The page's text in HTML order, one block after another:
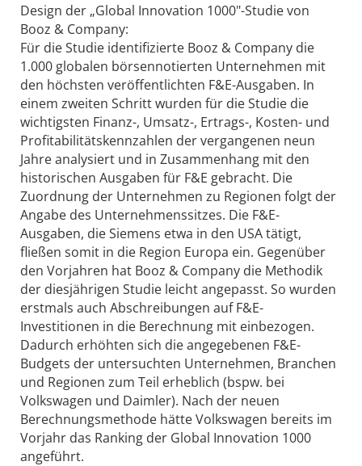
Design der „Global Innovation 1000"-Studie von
Booz & Company:
Für die Studie identifizierte Booz & Company die
1.000 globalen börsennotierten Unternehmen mit
den höchsten veröffentlichten F&E-Ausgaben. In
einem zweiten Schritt wurden für die Studie die
wichtigsten Finanz-, Umsatz-, Ertrags-, Kosten- und
Profitabilitätskennzahlen der vergangenen neun
Jahre analysiert und in Zusammenhang mit den
historischen Ausgaben für F&E gebracht. Die
Zuordnung der Unternehmen zu Regionen folgt der
Angabe des Unternehmenssitzes. Die F&E-
Ausgaben, die Siemens etwa in den USA tätigt,
fließen somit in die Region Europa ein. Gegenüber
den Vorjahren hat Booz & Company die Methodik
der diesjährigen Studie leicht angepasst. So wurden
erstmals auch Abschreibungen auf F&E-
Investitionen in die Berechnung mit einbezogen.
Dadurch erhöhten sich die angegebenen F&E-
Budgets der untersuchten Unternehmen, Branchen
und Regionen zum Teil erheblich (bspw. bei
Volkswagen und Daimler). Nach der neuen
Berechnungsmethode hätte Volkswagen bereits im
Vorjahr das Ranking der Global Innovation 1000
angeführt.